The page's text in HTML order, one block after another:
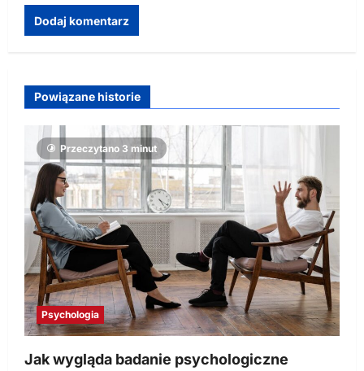
Powiązane historie
Przeczytano 3 minut
Psychologia
Jak wygląda badanie psychologiczne